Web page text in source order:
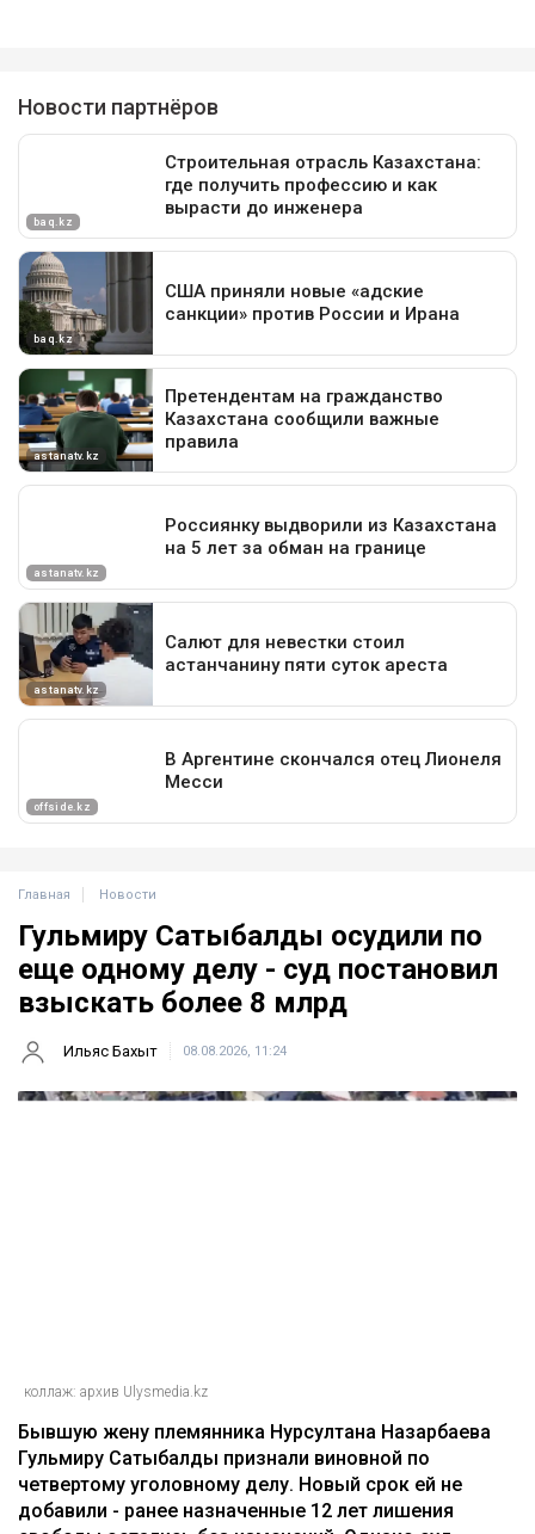
Главная Новости
Гульмиру Сатыбалды осудили по
еще одному делу - суд постановил
взыскать более 8 млрд
Ильяс Бахыт 08.08.2026, 11:24
коллаж: архив Ulysmedia.kz
Бывшую жену племянника Нурсултана Назарбаева
Гульмиру Сатыбалды признали виновной по
четвертому уголовному делу. Новый срок ей не
добавили - ранее назначенные 12 лет лишения